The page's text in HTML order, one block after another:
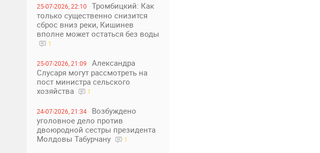
25-07-2026, 22:10
Тромбицкий: Как
только существенно снизится
сброс вниз реки, Кишинев
вполне может остаться без воды
1
25-07-2026, 21:09
Александра
Слусаря могут рассмотреть на
пост министра сельского
хозяйства
1
24-07-2026, 21:34
Возбуждено
уголовное дело против
двоюродной сестры президента
Молдовы Табурчану
1